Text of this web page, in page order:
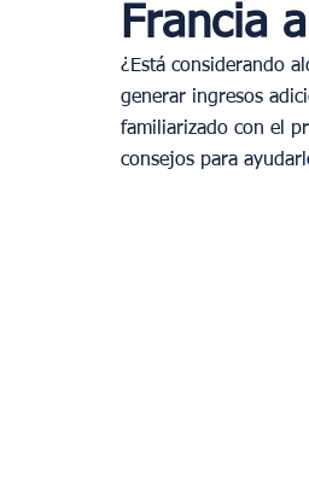
Juegos Olímpicos de París 2024
Francia
¿Está considerando
generar ingresos
familiarizado con el
consejos para